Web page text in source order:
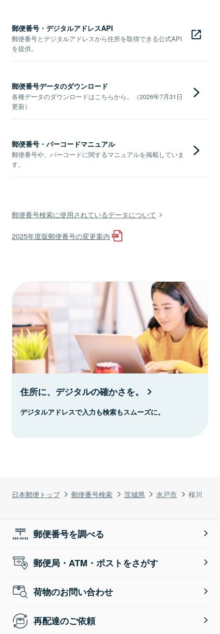
日本郵便トップ 郵便番号検索 茨城県 水戸市 桜川
郵便番号・デジタルアドレスAPI
郵便番号とデジタルアドレスから住所を取得できる公式API
を提供。
郵便番号データのダウンロード
各種データのダウンロードはこちらから。（2026年7月31日
更新）
郵便番号・バーコードマニュアル
郵便番号や、バーコードに関するマニュアルを掲載していま
す。
郵便番号検索に使用されているデータについて
2025年度版郵便番号の変更案内
住所に、デジタルの確かさを。
デジタルアドレスで入力も検索もスムーズに。
郵便番号を調べる
郵便局・ATM・ポストをさがす
荷物のお問い合わせ
再配達のご依頼